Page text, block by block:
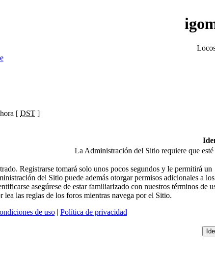
[ DST ]
La Administración del Sitio requiere que
Registrarse tomará solo unos pocos segundos y le permitirá un
del Sitio puede además otorgar permisos adicionales a los
asegúrese de estar familiarizado con nuestros términos de
las reglas de los foros mientras navega por el Sitio.
de uso| Política de privacidad